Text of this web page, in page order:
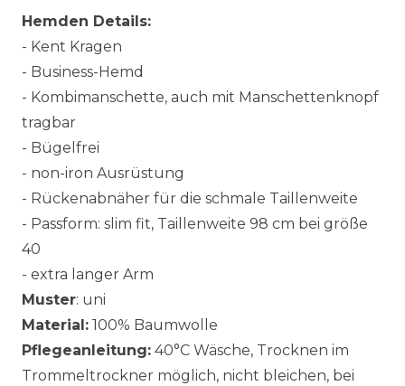
Hemden Details:
- Kent Kragen
- Business-Hemd
- Kombimanschette, auch mit Manschettenknopf
tragbar
- Bügelfrei
- non-iron Ausrüstung
- Rückenabnäher für die schmale Taillenweite
- Passform: slim fit, Taillenweite 98 cm bei größe
40
- extra langer Arm
Muster: uni
Material: 100% Baumwolle
Pflegeanleitung: 40°C Wäsche, Trocknen im
Trommeltrockner möglich, nicht bleichen, bei